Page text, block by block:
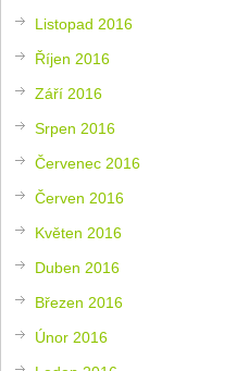
Listopad 2016
Říjen 2016
Září 2016
Srpen 2016
Červenec 2016
Červen 2016
Květen 2016
Duben 2016
Březen 2016
Únor 2016